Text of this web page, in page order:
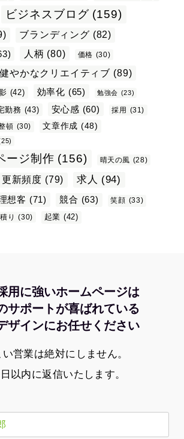
ビジネスブログ (159)
ブランディング (82)
人柄 (80) 価格 (30)
健やかなクリエイティブ (89)
(42) 効率化 (65) 勉強会 (23)
勤務 (43) 安心感 (60) 採用 (31)
頓 (30) 文章作成 (48)
ージ制作 (156) 晴天の風 (28)
更新頻度 (79) 求人 (94)
想客 (71) 競合 (63) 笑顔 (33)
り (30) 起業 (42)
用に強いホームページは
サポートが喜ばれている
ザインにお任せください
い営業は絶対にしません。
以内に返信いたします。